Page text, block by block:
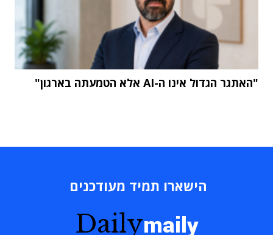
"האתגר הגדול אינו ה-AI אלא הטמעתה בארגון"
הישארו תמיד מעודכנים
Dailymaily